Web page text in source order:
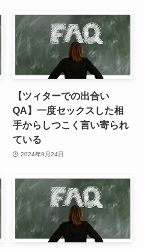
【ツィターでの出合い
QA】一度セックスした相
手からしつこく言い寄られ
ている
2024年9月24日